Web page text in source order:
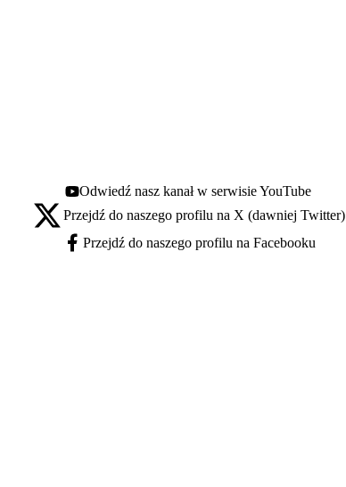
Youtube - otwiera się w nowej karcie
Odwiedź nasz kanał w serwisie YouTube
X - otwiera się w nowej karcie
Przejdź do naszego profilu na X (dawniej Twitter)
Facebook - otwiera się w nowej karcie
Przejdź do naszego profilu na Facebooku